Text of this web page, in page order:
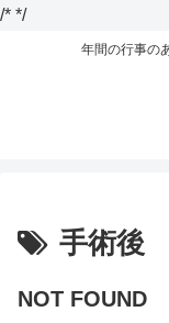
/* */
年間の行事の
手術後
NOT FOUND